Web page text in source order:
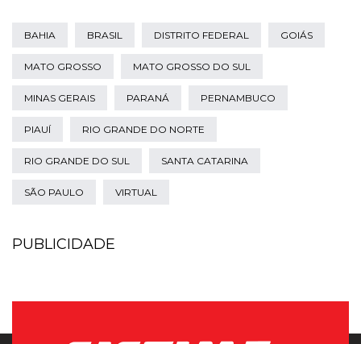
BAHIA BRASIL DISTRITO FEDERAL GOIÁS
MATO GROSSO MATO GROSSO DO SUL
MINAS GERAIS PARANÁ PERNAMBUCO
PIAUÍ RIO GRANDE DO NORTE
RIO GRANDE DO SUL SANTA CATARINA
SÃO PAULO VIRTUAL
PUBLICIDADE